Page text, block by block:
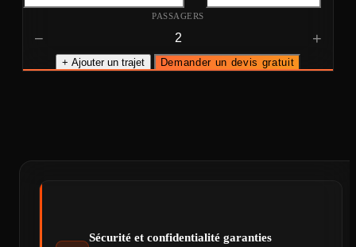
PASSAGERS
− +
+ Ajouter un trajet Demander un devis gratuit
Sécurité et confidentialité garanties